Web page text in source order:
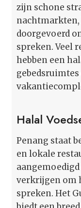
zijn schone
doorgevoerd
spreken. Veel
hebben een
Halal
Penang staat
en lokale
verkrijgen om
spreken. Het